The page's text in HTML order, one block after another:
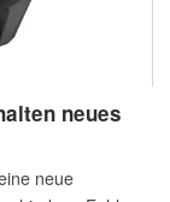
neues
neue